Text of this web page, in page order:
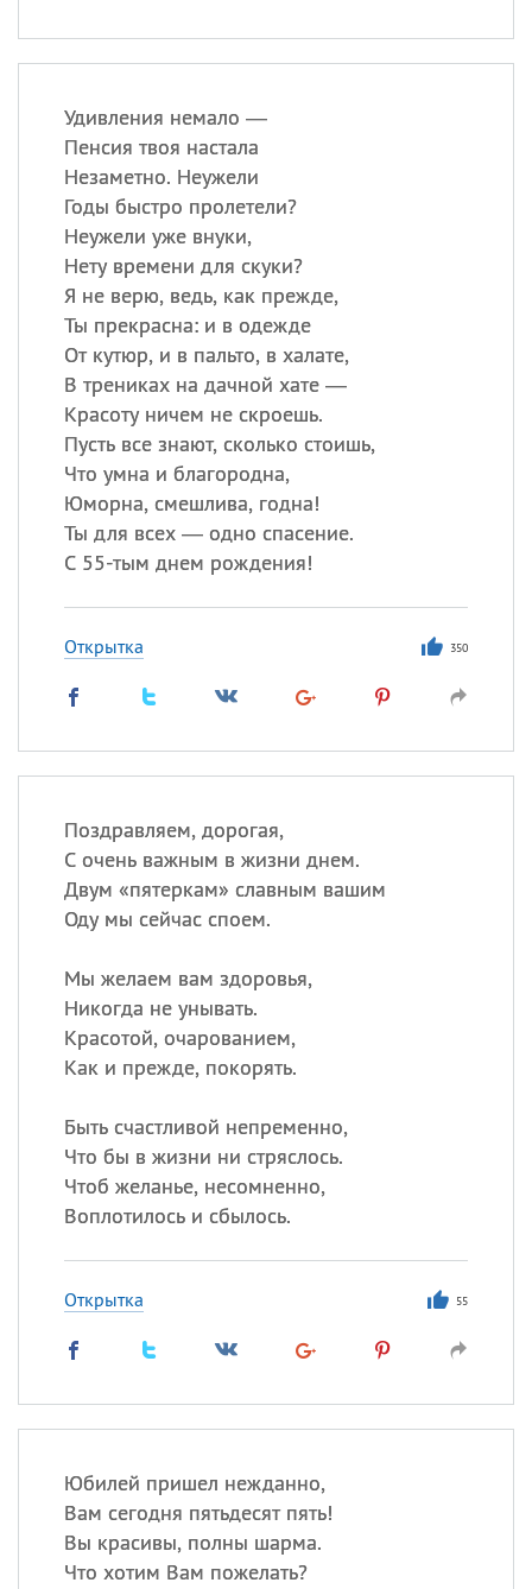
Удивления немало —
Пенсия твоя настала
Незаметно. Неужели
Годы быстро пролетели?
Неужели уже внуки,
Нету времени для скуки?
Я не верю, ведь, как прежде,
Ты прекрасна: и в одежде
От кутюр, и в пальто, в халате,
В трениках на дачной хате —
Красоту ничем не скроешь.
Пусть все знают, сколько стоишь,
Что умна и благородна,
Юморна, смешлива, годна!
Ты для всех — одно спасение.
С 55-тым днем рождения!
Открытка 350
Поздравляем, дорогая,
С очень важным в жизни днем.
Двум «пятеркам» славным вашим
Оду мы сейчас споем.
Мы желаем вам здоровья,
Никогда не унывать.
Красотой, очарованием,
Как и прежде, покорять.
Быть счастливой непременно,
Что бы в жизни ни стряслось.
Чтоб желанье, несомненно,
Воплотилось и сбылось.
Открытка 55
Юбилей пришел нежданно,
Вам сегодня пятьдесят пять!
Вы красивы, полны шарма.
Что хотим Вам пожелать?